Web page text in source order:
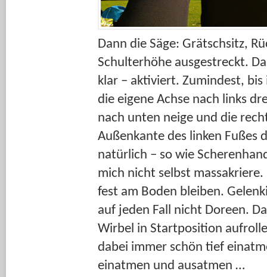
Dann die Säge: Grätschsitz,
Schulterhöhe ausgestreckt.
klar – aktiviert. Zumindest,
die eigene Achse nach links
nach unten neige und die
Außenkante des linken Fußes
natürlich – so wie
mich nicht selbst
fest am Boden bleiben.
auf jeden Fall nicht Doreen.
Wirbel in Startposition
dabei immer schön tief
einatmen und ausatmen …